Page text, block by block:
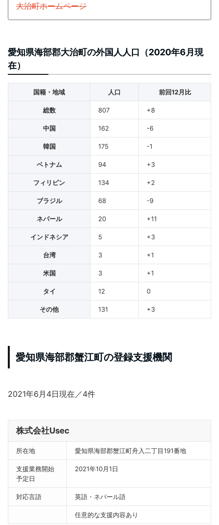
大治町ホームページ
愛知県海部郡大治町の外国人人口（2020年6月現
在）
国籍・地域 人口 前回12月比
総数 807 +8
中国 162 -6
韓国 175 -1
ベトナム 94 +3
フィリピン 134 +2
ブラジル 68 -9
ネパール 20 +11
インドネシア 5 +3
台湾 3 +1
米国 3 +1
タイ 12 0
その他 131 +3
愛知県海部郡蟹江町の登録支援機関
2021年6月4日現在／4件
株式会社Usec
所在地 愛知県海部郡蟹江町舟入二丁目191番地
支援業務開始
予定日
2021年10月1日
対応言語 英語・ネパール語
任意的な支援内容あり